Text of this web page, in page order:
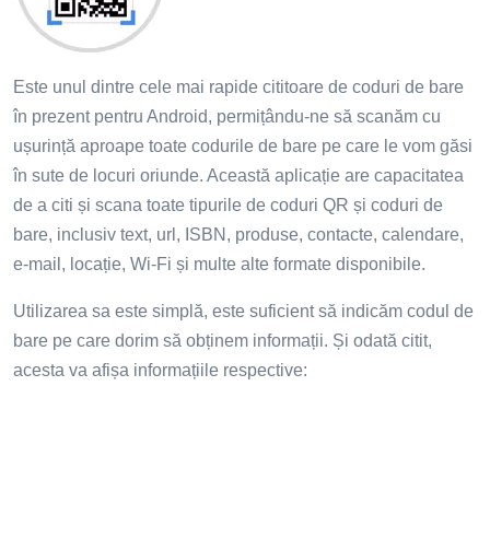
Este unul dintre cele mai rapide cititoare de coduri de bare
în prezent pentru Android, permițându-ne să scanăm cu
ușurință aproape toate codurile de bare pe care le vom găsi
în sute de locuri oriunde. Această aplicație are capacitatea
de a citi și scana toate tipurile de coduri QR și coduri de
bare, inclusiv text, url, ISBN, produse, contacte, calendare,
e-mail, locație, Wi-Fi și multe alte formate disponibile.
Utilizarea sa este simplă, este suficient să indicăm codul de
bare pe care dorim să obținem informații. Și odată citit,
acesta va afișa informațiile respective: